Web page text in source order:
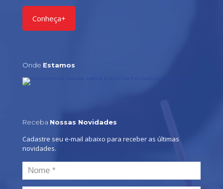
Conheça+
Onde Estamos
Receba Nossas Novidades
Cadastre seu e-mail abaixo para receber as últimas
novidades.